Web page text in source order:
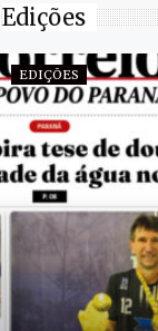
Edições
EDIÇÕES